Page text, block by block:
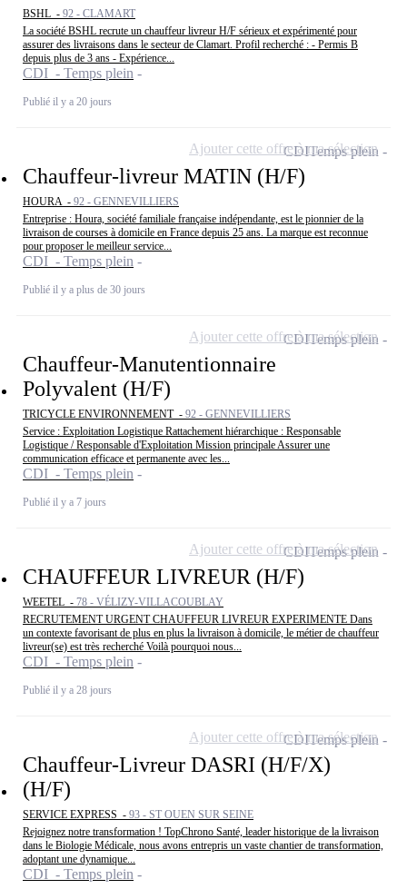
BSHL - 92 - CLAMART
La société BSHL recrute un chauffeur livreur H/F sérieux et expérimenté pour
assurer des livraisons dans le secteur de Clamart. Profil recherché : - Permis B
depuis plus de 3 ans - Expérience...
CDI - Temps plein
Publié il y a 20 jours
Chauffeur-livreur MATIN (H/F)
HOURA - 92 - GENNEVILLIERS
Entreprise : Houra, société familiale française indépendante, est le pionnier de la
livraison de courses à domicile en France depuis 25 ans. La marque est reconnue
pour proposer le meilleur service...
CDI - Temps plein
Publié il y a plus de 30 jours
CDITemps plein
Ajouter cette offre à ma sélection
Chauffeur-Manutentionnaire
Polyvalent (H/F)
TRICYCLE ENVIRONNEMENT - 92 - GENNEVILLIERS
Service : Exploitation Logistique Rattachement hiérarchique : Responsable
Logistique / Responsable d'Exploitation Mission principale Assurer une
communication efficace et permanente avec les...
CDI - Temps plein
Publié il y a 7 jours
CDITemps plein
Ajouter cette offre à ma sélection
CHAUFFEUR LIVREUR (H/F)
WEETEL - 78 - VÉLIZY-VILLACOUBLAY
RECRUTEMENT URGENT CHAUFFEUR LIVREUR EXPERIMENTE Dans
un contexte favorisant de plus en plus la livraison à domicile, le métier de chauffeur
livreur(se) est très recherché Voilà pourquoi nous...
CDI - Temps plein
Publié il y a 28 jours
CDITemps plein
Ajouter cette offre à ma sélection
Chauffeur-Livreur DASRI (H/F/X)
(H/F)
SERVICE EXPRESS - 93 - ST OUEN SUR SEINE
Rejoignez notre transformation ! TopChrono Santé, leader historique de la livraison
dans le Biologie Médicale, nous avons entrepris un vaste chantier de transformation,
adoptant une dynamique...
CDI - Temps plein
CDITemps plein
Ajouter cette offre à ma sélection